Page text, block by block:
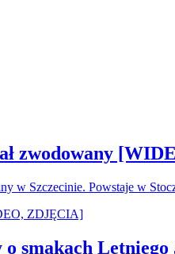
zwodowany
w Szczecinie. Powstaje w
o smakach